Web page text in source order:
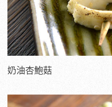
奶油杏鮑菇